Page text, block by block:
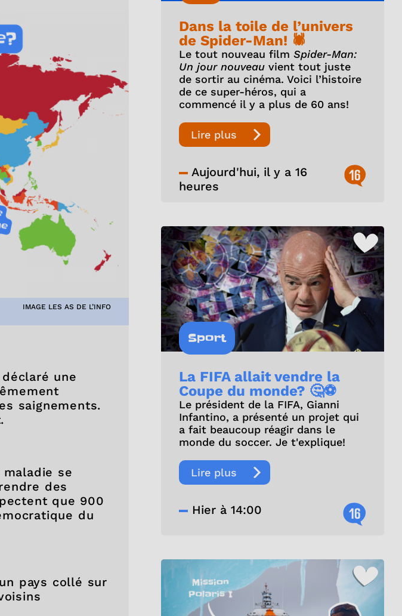
IMAGE LES AS DE L’INFO
une
saignements.
se
des
que 900
du
pays collé sur
Dans la toile de l’univers
de Spider-Man! 🕷️
Le tout nouveau film Spider-Man:
Un jour nouveauvient tout juste
de sortir au cinéma. Voici l’histoire
de ce super-héros, qui a
commencé il y a plus de 60 ans!
Lire plus
Aujourd'hui, il y a 16
heures
16
Sport
La FIFA allait vendre la
Coupe du monde? 🤔⚽
Le président de la FIFA, Gianni
Infantino, a présenté un projet qui
a fait beaucoup réagir dans le
monde du soccer. Je t'explique!
Lire plus
Hier à 14:00 16